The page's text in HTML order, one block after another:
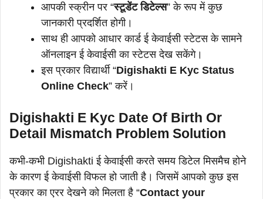
आपकी स्क्रीन पर “स्टूडेंट डिटेल्स” के रूप में कुछ
जानकारी प्रदर्शित होगी।
साथ ही आपको आधार कार्ड ई केवाईसी स्टेटस के सामने
ऑनलाइन ई केवाईसी का स्टेटस देख सकेंगे।
इस प्रकार विद्यार्थी “Digishakti E Kyc Status
Online Check” करें।
Digishakti E Kyc Date Of Birth Or
Detail Mismatch Problem Solution
कभी-कभी Digishakti ई केवाईसी करते समय डिटेल मिसमैच होने
के कारण ई केवाईसी विफल हो जाती है। जिसमें आपको कुछ इस
प्रकार का एरर देखने को मिलता है “Contact your